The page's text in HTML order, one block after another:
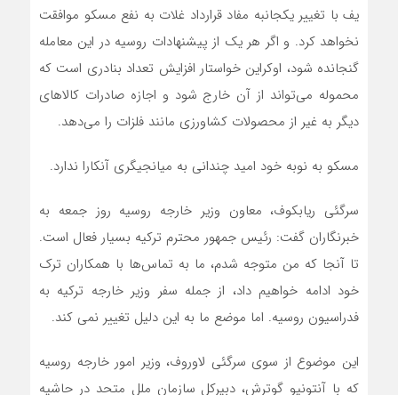
یف با تغییر یکجانبه مفاد قرارداد غلات به نفع مسکو موافقت
نخواهد کرد. و اگر هر یک از پیشنهادات روسیه در این معامله
گنجانده شود، اوکراین خواستار افزایش تعداد بنادری است که
محموله می‌تواند از آن خارج شود و اجازه صادرات کالاهای
دیگر به غیر از محصولات کشاورزی مانند فلزات را می‌دهد.
مسکو به نوبه خود امید چندانی به میانجیگری آنکارا ندارد.
سرگئی ریابکوف، معاون وزیر خارجه روسیه روز جمعه به
خبرنگاران گفت: رئیس جمهور محترم ترکیه بسیار فعال است.
تا آنجا که من متوجه شدم، ما به تماس‌ها با همکاران ترک
خود ادامه خواهیم داد، از جمله سفر وزیر خارجه ترکیه به
فدراسیون روسیه. اما موضع ما به این دلیل تغییر نمی کند.
این موضوع از سوی سرگئی لاوروف، وزیر امور خارجه روسیه
که با آنتونیو گوترش، دبیرکل سازمان ملل متحد در حاشیه